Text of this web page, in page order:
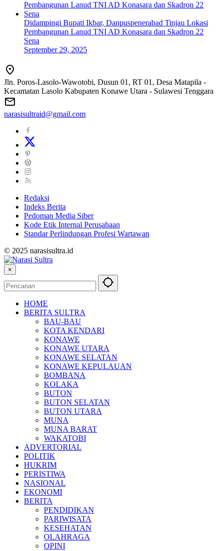
Didampingi Bupati Ikbar, Danpuspenerabad Tinjau Lokasi
Pembangunan Lanud TNI AD Konasara dan Skadron 22
Sena
September 29, 2025
Jln. Poros-Lasolo-Wawotobi, Dusun 01, RT 01, Desa Matapila -
Kecamatan Lasolo Kabupaten Konawe Utara - Sulawesi Tenggara
narasisultraid@gmail.com
Redaksi
Indeks Berita
Pedoman Media Siber
Kode Etik Internal Perusahaan
Standar Perlindungan Profesi Wartawan
© 2025 narasisultra.id
×
HOME
BERITA SULTRA
BAU-BAU
KOTA KENDARI
KONAWE
KONAWE UTARA
KONAWE SELATAN
KONAWE KEPULAUAN
BOMBANA
KOLAKA
BUTON
BUTON SELATAN
BUTON UTARA
MUNA
MUNA BARAT
WAKATOBI
ADVERTORIAL
POLITIK
HUKRIM
PERISTIWA
NASIONAL
EKONOMI
BERITA
PENDIDIKAN
PARIWISATA
KESEHATAN
OLAHRAGA
OPINI